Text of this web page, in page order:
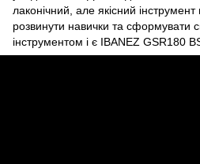
лаконічний, але якісний інструмент
розвинути навички та
інструментом і є IBANEZ GSR180